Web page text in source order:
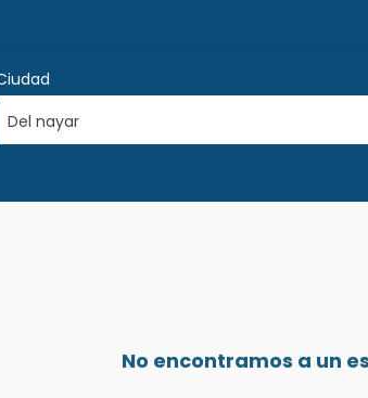
Del nayar
No encontramos a un